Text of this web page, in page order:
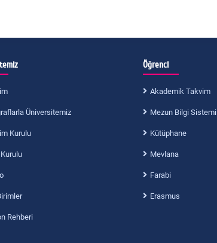
Üniversitemiz
Kurulu
Rehberi
Öğrenci
Akademik Takvim
Mezun Bilgi Sistemi
Kütüphane
Mevlana
Farabi
Erasmus